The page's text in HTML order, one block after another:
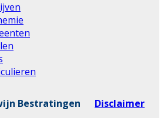
Bestratingen Disclaimer